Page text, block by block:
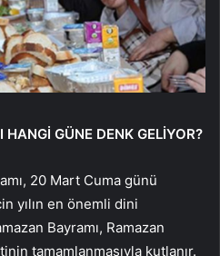
GÜNE DENK GELİYOR?
20 Mart Cuma günü
yılın en önemli dini
Bayramı, Ramazan
tamamlanmasıyla kutlanır.